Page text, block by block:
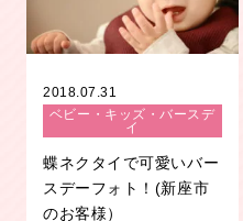
2018.07.31
ベビー・キッズ・バースデ
イ
蝶ネクタイで可愛いバー
スデーフォト！(新座市
のお客様）